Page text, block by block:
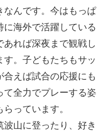
なんです。今はもっぱ
に海外で活躍している
あれば深夜まで観戦し
。子どもたちもサッ
えば試合の応援にも
て全力でプレーする姿
っています。
波山に登ったり、好き